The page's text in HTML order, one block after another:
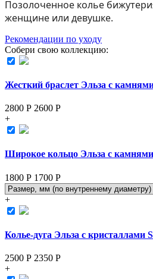
Позолоченное колье
женщине или девушке.
Рекомендации по уходу
Собери свою коллекцию:
Жесткий браслет Эльза с
2800 Р 2600 Р
+
Широкое кольцо Эльза с
1800 Р 1700 Р
+
Колье-дуга Эльза с кристаллами
2500 Р 2350 Р
+